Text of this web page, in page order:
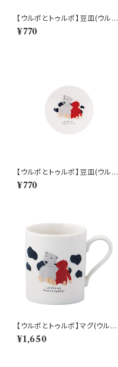
【ウルポとトゥルポ】豆皿(ウル
ポ)【ULP10】
¥770
【ウルポとトゥルポ】豆皿(ウルポ
とトゥルポ)【ULP10】
¥770
【ウルポとトゥルポ】マグ(ウルポ
とトゥルポ)【ULP10】
¥1,650